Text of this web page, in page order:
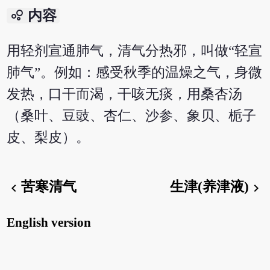
bubble_chart 内容
用轻剂宣通肺气，清气分热邪，叫做“轻宣
肺气”。例如：感受秋季的温燥之气，身微
发热，口干而渴，干咳无痰，用桑杏汤
（桑叶、豆豉、杏仁、沙参、象贝、栀子
皮、梨皮）。
chevron_left苦寒清气 生津(养津液) chevron_right
English version